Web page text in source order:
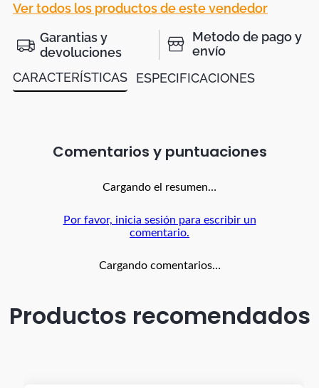
Ver todos los productos de este vendedor
Garantias y
devoluciones
Metodo de pago y
envío
CARACTERÍSTICAS
ESPECIFICACIONES
Comentarios
Cargando el resumen…
Por favor, inicia sesión para escribir un
comentario.
Cargando comentarios…
Productos recomendados